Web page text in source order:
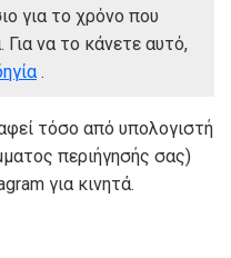
για το χρόνο που
Για να το κάνετε αυτό,
.
τόσο από υπολογιστή
περιήγησής σας)
για κινητά.